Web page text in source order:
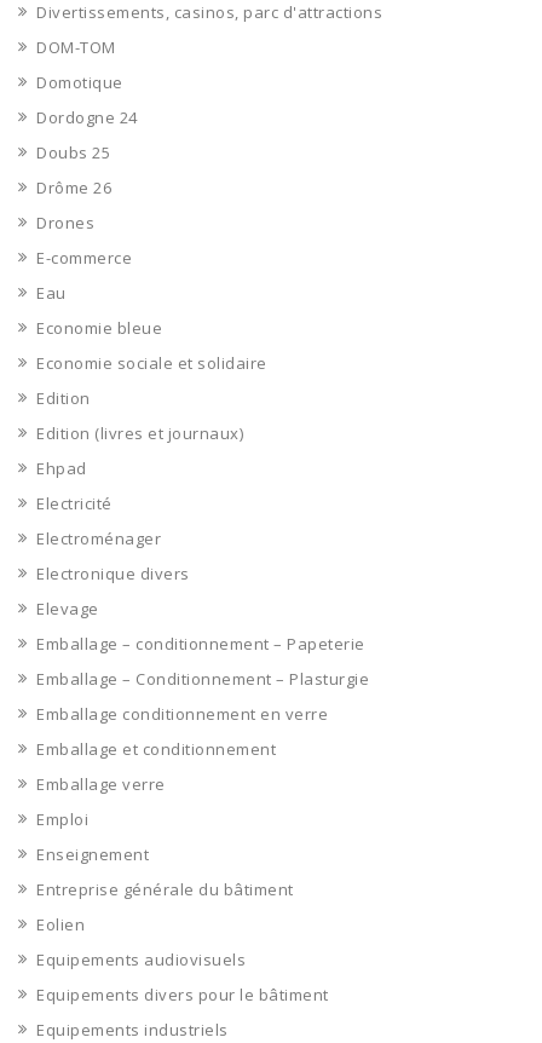
Divertissements, casinos, parc d'attractions
DOM-TOM
Domotique
Dordogne 24
Doubs 25
Drôme 26
Drones
E-commerce
Eau
Economie bleue
Economie sociale et solidaire
Edition
Edition (livres et journaux)
Ehpad
Electricité
Electroménager
Electronique divers
Elevage
Emballage – conditionnement – Papeterie
Emballage – Conditionnement – Plasturgie
Emballage conditionnement en verre
Emballage et conditionnement
Emballage verre
Emploi
Enseignement
Entreprise générale du bâtiment
Eolien
Equipements audiovisuels
Equipements divers pour le bâtiment
Equipements industriels